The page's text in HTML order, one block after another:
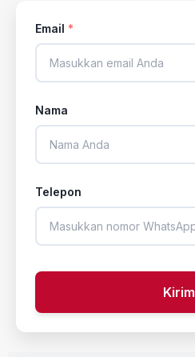
Email *
Nama
Telepon
Kirim